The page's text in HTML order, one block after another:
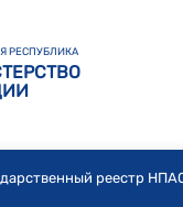
РЕСПУБЛИКА
реестр НПА